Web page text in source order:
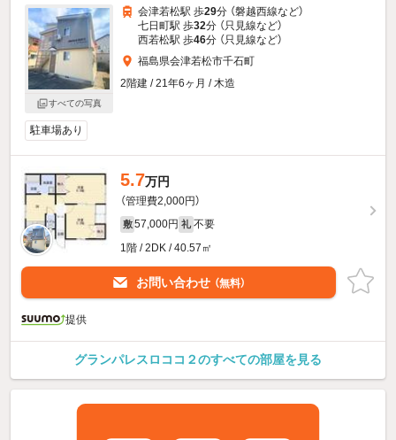
すべての写真
会津若松駅 歩29分 （磐越西線など）
七日町駅 歩32分 （只見線など）
西若松駅 歩46分 （只見線など）
福島県会津若松市千石町
2階建 / 21年6ヶ月 / 木造
駐車場あり
5.7万円
（管理費2,000円）
敷 57,000円 礼 不要
1階 / 2DK / 40.57㎡
お問い合わせ （無料）
提供
グランパレスロココ２のすべての部屋を見る